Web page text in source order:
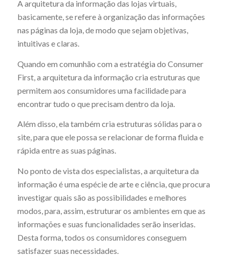
A arquitetura da informação das lojas virtuais,
basicamente, se refere à organização das informações
nas páginas da loja, de modo que sejam objetivas,
intuitivas e claras.
Quando em comunhão com a estratégia do Consumer
First, a arquitetura da informação cria estruturas que
permitem aos consumidores uma facilidade para
encontrar tudo o que precisam dentro da loja.
Além disso, ela também cria estruturas sólidas para o
site, para que ele possa se relacionar de forma fluida e
rápida entre as suas páginas.
No ponto de vista dos especialistas, a arquitetura da
informação é uma espécie de arte e ciência, que procura
investigar quais são as possibilidades e melhores
modos, para, assim, estruturar os ambientes em que as
informações e suas funcionalidades serão inseridas.
Desta forma, todos os consumidores conseguem
satisfazer suas necessidades.